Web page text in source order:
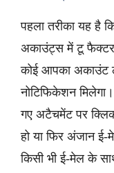
पहला तरीका यह है
अकाउंट्स में टू
कोई आपका अकाउंट
नोटिफिकेशन
गए अटैचमेंट पर
हो या फिर अंजान
किसी भी ई-मेल के